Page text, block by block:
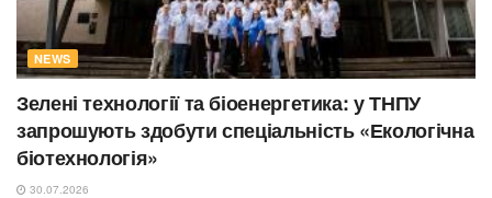
NEWS
Зелені технології та біоенергетика: у ТНПУ
запрошують здобути спеціальність «Екологічна
біотехнологія»
30.07.2026